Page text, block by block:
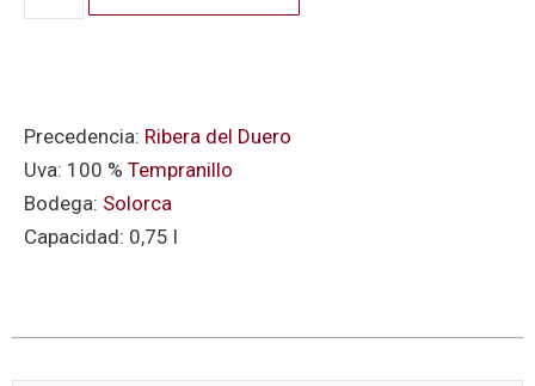
Precedencia: Ribera del Duero
Uva: 100 % Tempranillo
Bodega: Solorca
Capacidad: 0,75 l